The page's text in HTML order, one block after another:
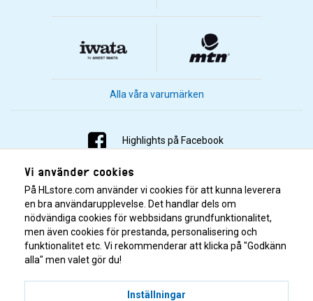
Alla våra varumärken
Highlights på Facebook
Highlights på Instagram
Highlights på Youtube
Highlights på Tiktok
Vi använder cookies
På HLstore.com använder vi cookies för att kunna leverera
en bra användarupplevelse. Det handlar dels om
nödvändiga cookies för webbsidans grundfunktionalitet,
men även cookies för prestanda, personalisering och
funktionalitet etc. Vi rekommenderar att klicka på "Godkänn
alla" men valet gör du!
Inställningar